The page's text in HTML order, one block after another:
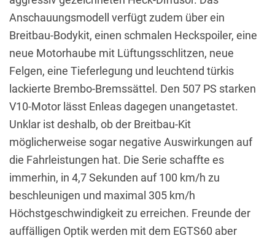
Anschauungsmodell verfügt zudem über ein
Breitbau-Bodykit, einen schmalen Heckspoiler, eine
neue Motorhaube mit Lüftungsschlitzen, neue
Felgen, eine Tieferlegung und leuchtend türkis
lackierte Brembo-Bremssättel. Den 507 PS starken
V10-Motor lässt Enleas dagegen unangetastet.
Unklar ist deshalb, ob der Breitbau-Kit
möglicherweise sogar negative Auswirkungen auf
die Fahrleistungen hat. Die Serie schaffte es
immerhin, in 4,7 Sekunden auf 100 km/h zu
beschleunigen und maximal 305 km/h
Höchstgeschwindigkeit zu erreichen. Freunde der
auffälligen Optik werden mit dem EGTS60 aber